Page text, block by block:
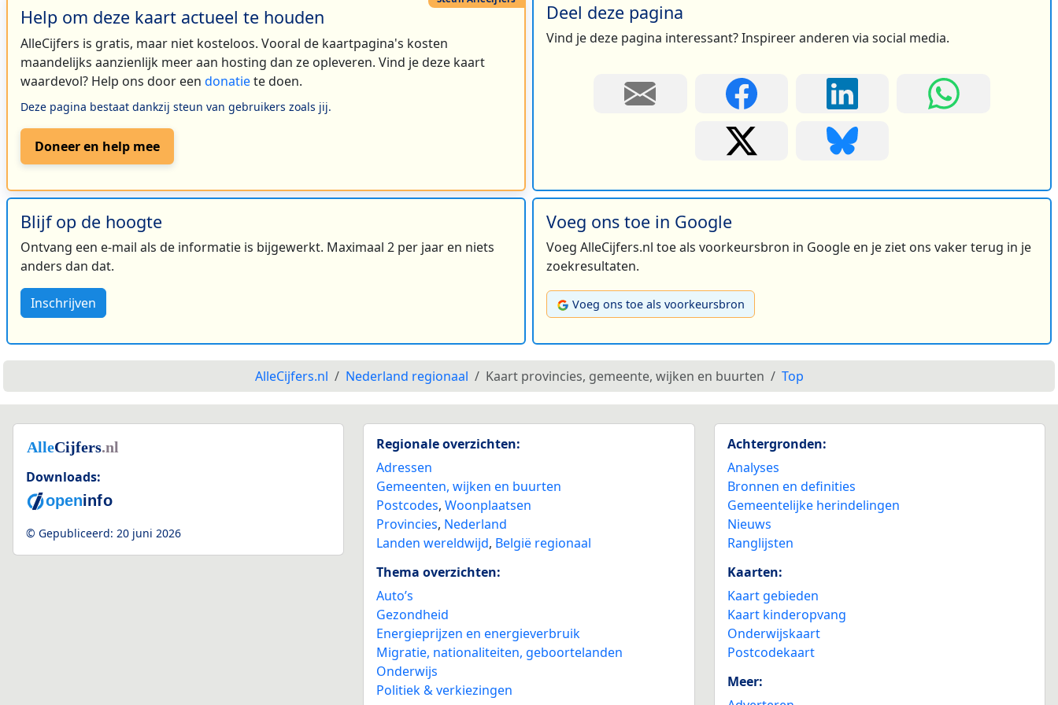
Help om deze kaart actueel te houden
AlleCijfers is gratis, maar niet kosteloos. Vooral de kaartpagina's kosten
maandelijks aanzienlijk meer aan hosting dan ze opleveren. Vind je deze kaart
waardevol? Help ons door een donatiete doen.
Deze pagina bestaat dankzij steun van gebruikers zoals jij.
Doneer en help mee
Deel deze pagina
Vind je deze pagina interessant? Inspireer anderen via social media.
Blijf op de hoogte
Ontvang een e-mail als de informatie is bijgewerkt. Maximaal 2 per jaar en niets
anders dan dat.
Inschrijven
Voeg ons toe in Google
Voeg AlleCijfers.nl toe als voorkeursbron in Google en je ziet ons vaker terug in je
zoekresultaten.
Voeg ons toe als voorkeursbron
AlleCijfers.nl Nederland regionaal Kaart provincies, gemeente, wijken en buurten Top
Downloads:
© Gepubliceerd: 20 juni 2026
Regionale overzichten:
Adressen
Gemeenten, wijken en buurten
Postcodes,Woonplaatsen
Provincies, Nederland
Landen wereldwijd, België regionaal
Thema overzichten:
Auto’s
Gezondheid
Energieprijzen en energieverbruik
Migratie, nationaliteiten, geboortelanden
Onderwijs
Politiek & verkiezingen
Achtergronden:
Analyses
Bronnen en definities
Gemeentelijke herindelingen
Nieuws
Ranglijsten
Kaarten:
Kaart gebieden
Kaart kinderopvang
Onderwijskaart
Postcodekaart
Meer: